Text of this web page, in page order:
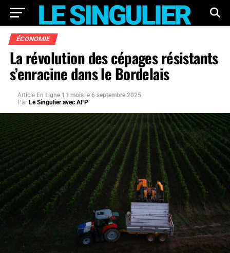
ÉCONOMIE
La révolution des cépages résistants
s’enracine dans le Bordelais
Article En Ligne 11 mois le 6 septembre 2025
Par Le Singulier avec AFP